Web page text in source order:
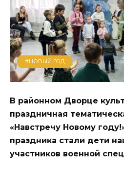
#НОВЫЙ ГОД
В районном Дворце
праздничная
«Навстречу Новому
праздника стали дети
участников военной